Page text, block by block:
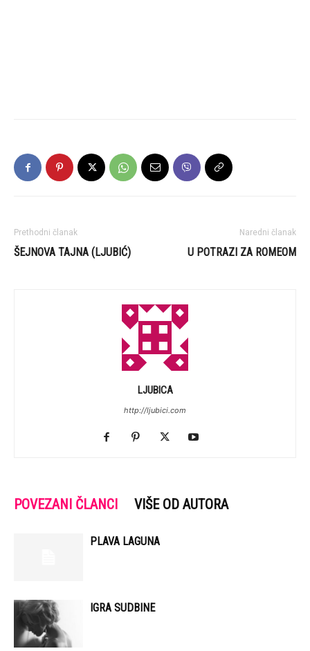
Prethodni članak
ŠEJNOVA TAJNA (LJUBIĆ)
Naredni članak
U POTRAZI ZA ROMEOM
LJUBICA
http://ljubici.com
POVEZANI ČLANCI VIŠE OD AUTORA
PLAVA LAGUNA
IGRA SUDBINE